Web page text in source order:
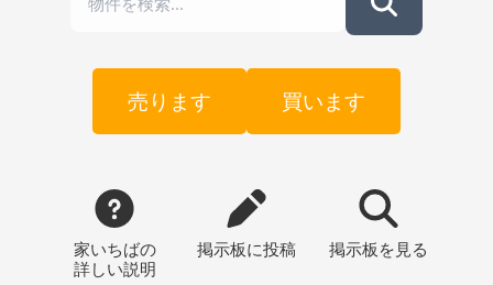
売ります 買います
家いちばの
詳しい説明
掲示板に投稿 掲示板 を見る